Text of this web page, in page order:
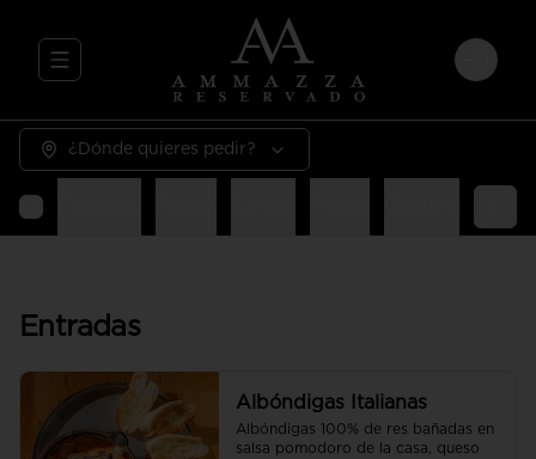
Abrir menu de navegación Login
¿Dónde quieres pedir?
Entradas
Albóndigas Italianas
Albóndigas 100% de res bañadas en
salsa pomodoro de la casa, queso